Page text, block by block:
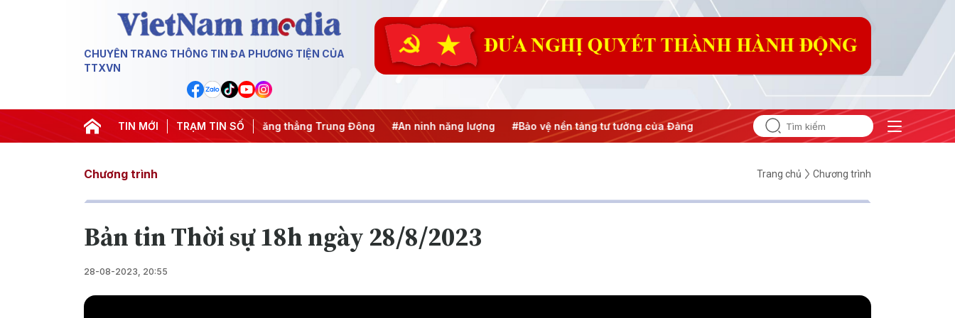
CHUYÊN TRANG THÔNG TIN ĐA PHƯƠNG TIỆN CỦA
TTXVN
TIN MỚI TRẠM TIN SỐ
#Chống khai thác IUU #Căng thẳng Trung Đông #An ninh năng lượng #Bảo vệ nền tảng tư tưởng của Đảng #Hội nghị Trung ương 3
Chương trình Trang chủ Chương trình
Bản tin Thời sự 18h ngày 28/8/2023
28-08-2023, 20:55